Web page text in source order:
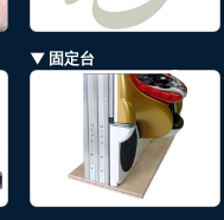
▼ 固定台